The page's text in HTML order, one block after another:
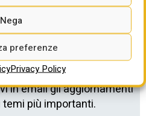
Nega
preferenze
Privacy Policy
in email gli aggiornamenti
più importanti.